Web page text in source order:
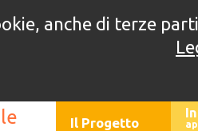
4°
Il Progetto
anche di terze